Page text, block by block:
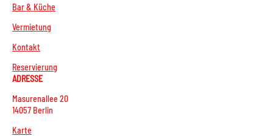
Bar & Küche
Vermietung
Kontakt
Reservierung
ADRESSE
Masurenallee 20
14057 Berlin
Karte